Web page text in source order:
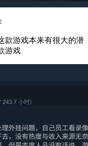
款游戏本来有很大的潜
游戏